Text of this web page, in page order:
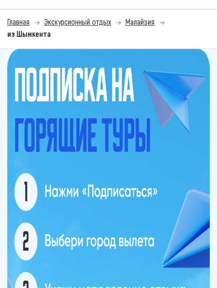
Главная Экскурсионный отдых
Малайзия
из Шымкента